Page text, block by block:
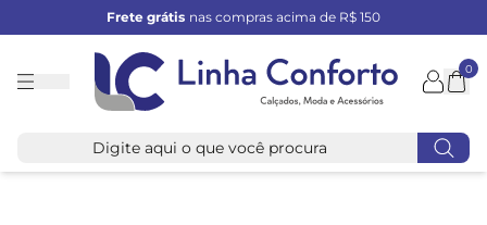
Frete grátis nas compras acima de R$ 150
Linha
0